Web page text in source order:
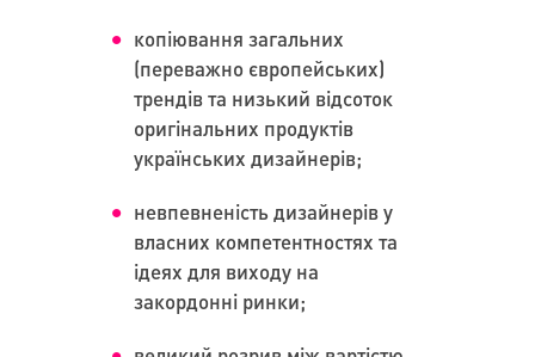
копіювання загальних
(переважно європейських)
трендів та низький відсоток
оригінальних продуктів
українських дизайнерів;
невпевненість дизайнерів у
власних компетентностях та
ідеях для виходу на
закордонні ринки;